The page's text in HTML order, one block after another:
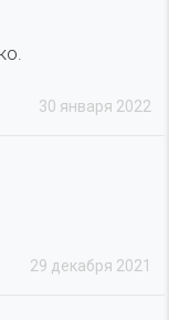
30 января 2022
29 декабря 2021